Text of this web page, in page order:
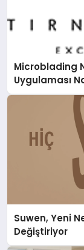
Microblading
Uygulaması
Suwen, Yeni
Değiştiriyor